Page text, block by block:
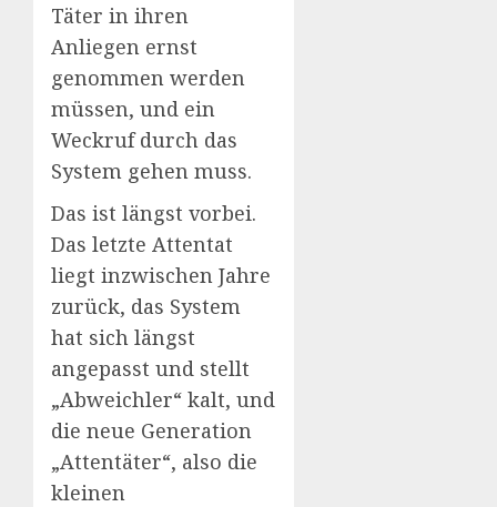
Täter in ihren
Anliegen ernst
genommen werden
müssen, und ein
Weckruf durch das
System gehen muss.
Das ist längst vorbei.
Das letzte Attentat
liegt inzwischen Jahre
zurück, das System
hat sich längst
angepasst und stellt
„Abweichler“ kalt, und
die neue Generation
„Attentäter“, also die
kleinen